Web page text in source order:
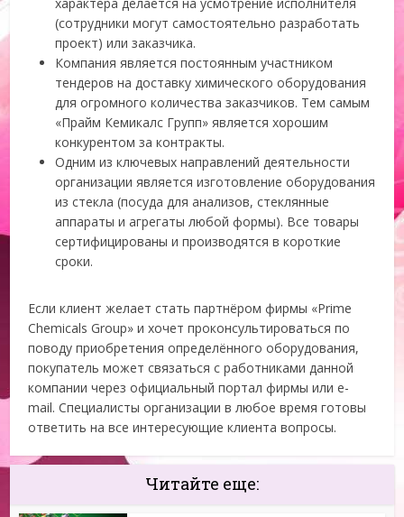
(сотрудники могут самостоятельно разработать
проект) или заказчика.
Компания является постоянным участником
тендеров на доставку химического оборудования
для огромного количества заказчиков. Тем самым
«Прайм Кемикалс Групп» является хорошим
конкурентом за контракты.
Одним из ключевых направлений деятельности
организации является изготовление оборудования
из стекла (посуда для анализов, стеклянные
аппараты и агрегаты любой формы). Все товары
сертифицированы и производятся в короткие
сроки.
Если клиент желает стать партнёром фирмы «Prime
Chemicals Group» и хочет проконсультироваться по
поводу приобретения определённого оборудования,
покупатель может связаться с работниками данной
компании через официальный портал фирмы или e-
mail. Специалисты организации в любое время готовы
ответить на все интересующие клиента вопросы.
Читайте еще: